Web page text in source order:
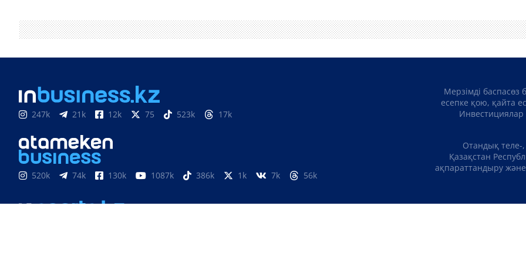
247k 21k 12k 75 523k 17k
520k 74k 130k 1087k 386k 1k 7k 56k
Мерзімді баспасөз
есепке қою, қайта
Инвестициялар
Отандық теле-
Қазақстан
ақпараттандыру